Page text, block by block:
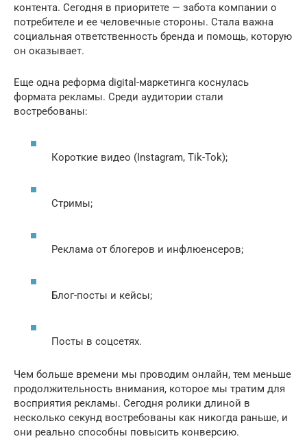
контента. Сегодня в приоритете — забота компании о
потребителе и ее человечные стороны. Стала важна
социальная ответственность бренда и помощь, которую
он оказывает.
Еще одна реформа digital-маркетинга коснулась
формата рекламы. Среди аудитории стали
востребованы:
Короткие видео (Instagram, Tik-Tok);
Стримы;
Реклама от блогеров и инфлюенсеров;
Блог-посты и кейсы;
Посты в соцсетях.
Чем больше времени мы проводим онлайн, тем меньше
продолжительность внимания, которое мы тратим для
восприятия рекламы. Сегодня ролики длиной в
несколько секунд востребованы как никогда раньше, и
они реально способны повысить конверсию.